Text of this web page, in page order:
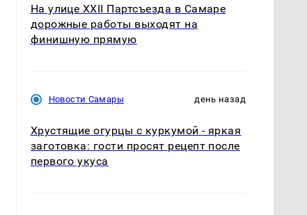
На улице XXII Партсъезда в Самаре
дорожные работы выходят на
финишную прямую
Новости Самары день назад
Хрустящие огурцы с куркумой - яркая
заготовка: гости просят рецепт после
первого укуса